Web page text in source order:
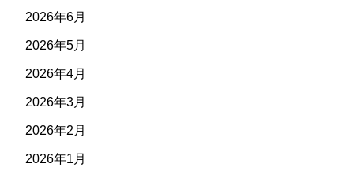
2026年6月
2026年5月
2026年4月
2026年3月
2026年2月
2026年1月